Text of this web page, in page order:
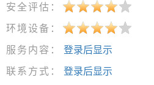
安全评估：
环境设备：
服务内容：
登录后显示
联系方式：
登录后显示